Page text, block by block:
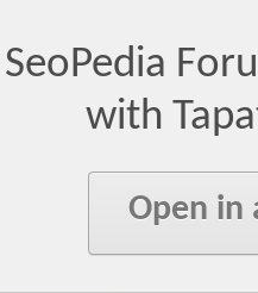
with
Open in